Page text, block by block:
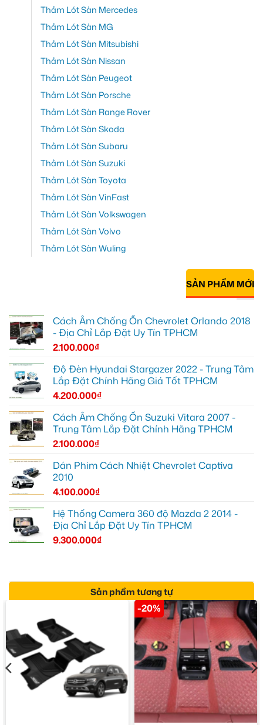
Thảm Lót Sàn Mercedes
Thảm Lót Sàn MG
Thảm Lót Sàn Mitsubishi
Thảm Lót Sàn Nissan
Thảm Lót Sàn Peugeot
Thảm Lót Sàn Porsche
Thảm Lót Sàn Range Rover
Thảm Lót Sàn Skoda
Thảm Lót Sàn Subaru
Thảm Lót Sàn Suzuki
Thảm Lót Sàn Toyota
Thảm Lót Sàn VinFast
Thảm Lót Sàn Volkswagen
Thảm Lót Sàn Volvo
Thảm Lót Sàn Wuling
SẢN PHẨM MỚI
Cách Âm Chống Ồn Chevrolet Orlando 2018
- Địa Chỉ Lắp Đặt Uy Tín TPHCM
2.100.000₫
Độ Đèn Hyundai Stargazer 2022 - Trung Tâm
Lắp Đặt Chính Hãng Giá Tốt TPHCM
4.200.000₫
Cách Âm Chống Ồn Suzuki Vitara 2007 -
Trung Tâm Lắp Đặt Chính Hãng TPHCM
2.100.000₫
Dán Phim Cách Nhiệt Chevrolet Captiva
2010
4.100.000₫
Hệ Thống Camera 360 độ Mazda 2 2014 -
Địa Chỉ Lắp Đặt Uy Tín TPHCM
9.300.000₫
Sản phẩm tương tự
-20%